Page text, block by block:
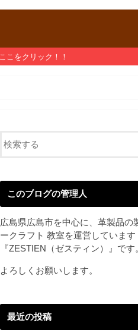
こをクリック！！
このブログの管理人
広島県広島市を中心に、革製品の
ークラフト 教室を運営しています
『ZESTIEN（ゼスティン）』です
よろしくお願いします。
最近の投稿